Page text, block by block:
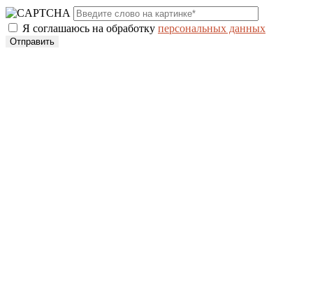
Я соглашаюсь на обработку персональных данных